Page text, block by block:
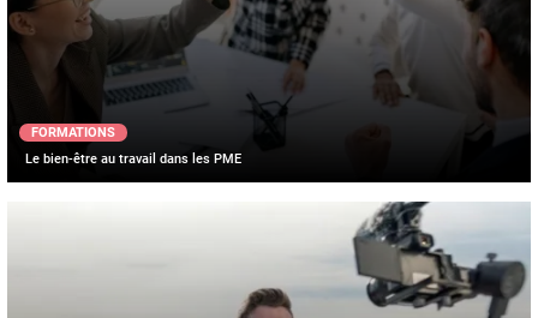
FORMATIONS
Le bien-être au travail dans les PME